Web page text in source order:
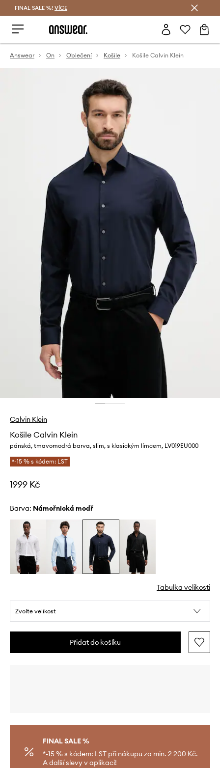
FINAL SALE %! VÍCE
Answear On Oblečení Košile Košile Calvin Klein
Calvin Klein
Košile Calvin Klein
pánská, tmavomodrá barva, slim, s klasickým límcem, LV019EU000
*-15 % s kódem: LST
1999 Kč
Barva: námořnická modř
Tabulka velikosti
Zvolte velikost
Přidat do košíku
FINAL SALE %
*-15 % s kódem: LST při nákupu za min. 2 200 Kč.
A další slevy v aplikaci!